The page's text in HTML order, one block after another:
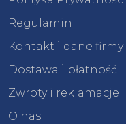
Regulamin
Kontakt i dane firmy
Dostawa i płatność
Zwroty i reklamacje
O nas